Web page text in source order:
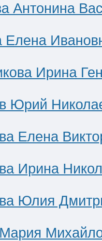
Антонина
Елена
Ирина
Юрий
Елена
Ирина
Юлия